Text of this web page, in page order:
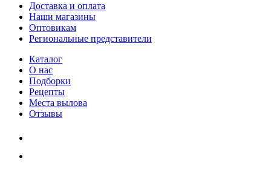
Доставка и оплата
Наши магазины
Оптовикам
Региональные представители
Каталог
О нас
Подборки
Рецепты
Места вылова
Отзывы